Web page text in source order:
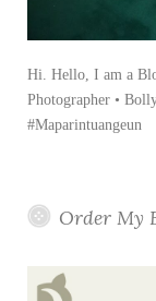
Hi. Hello, I am a
Photographer •
#Maparintuangeun
Order My